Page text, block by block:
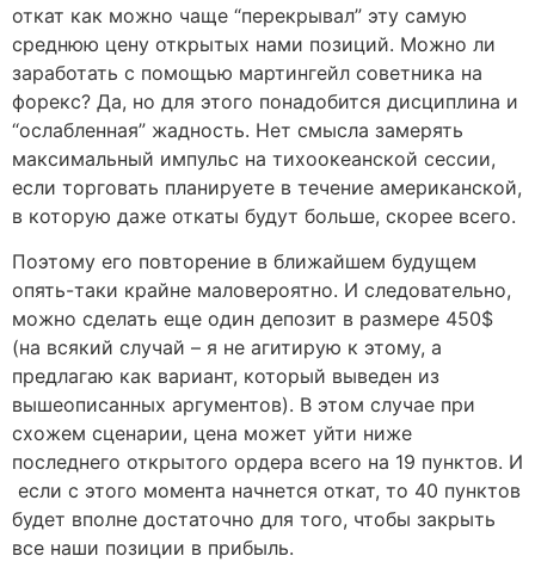
откат как можно чаще “перекрывал” эту самую
среднюю цену открытых нами позиций. Можно ли
заработать с помощью мартингейл советника на
форекс? Да, но для этого понадобится дисциплина и
“ослабленная” жадность. Нет смысла замерять
максимальный импульс на тихоокеанской сессии,
если торговать планируете в течение американской,
в которую даже откаты будут больше, скорее всего.
Поэтому его повторение в ближайшем будущем
опять-таки крайне маловероятно. И следовательно,
можно сделать еще один депозит в размере 450$
(на всякий случай – я не агитирую к этому, а
предлагаю как вариант, который выведен из
вышеописанных аргументов). В этом случае при
схожем сценарии, цена может уйти ниже
последнего открытого ордера всего на 19 пунктов. И
если с этого момента начнется откат, то 40 пунктов
будет вполне достаточно для того, чтобы закрыть
все наши позиции в прибыль.